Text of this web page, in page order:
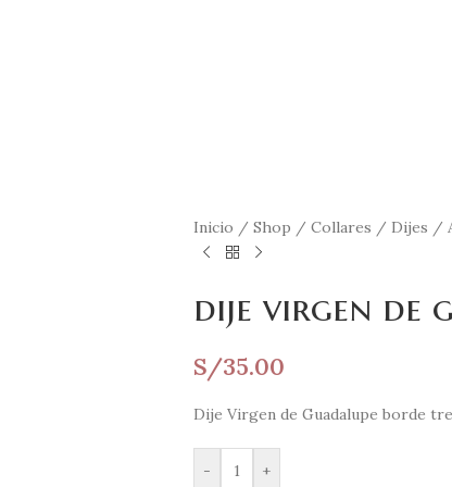
Inicio / Shop / Collares / Dijes /
dije virgen de
S/35.00
Dije Virgen de Guadalupe borde
- +